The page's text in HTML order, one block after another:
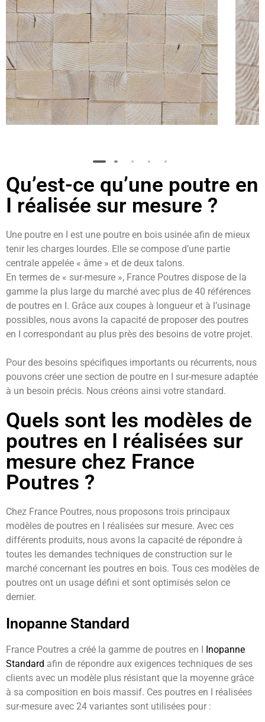
Qu’est-ce qu’une poutre en
I réalisée sur mesure ?
Une poutre en I est une poutre en bois usinée afin de mieux
tenir les charges lourdes. Elle se compose d’une partie
centrale appelée « âme » et de deux talons.
En termes de « sur-mesure », France Poutres dispose de la
gamme la plus large du marché avec plus de 40 références
de poutres en I. Grâce aux coupes à longueur et à l’usinage
possibles, nous avons la capacité de proposer des poutres
en I correspondant au plus près des besoins de votre projet.
Pour des besoins spécifiques importants ou récurrents, nous
pouvons créer une section de poutre en I sur-mesure adaptée
à un besoin précis. Nous créons ainsi votre standard.
Quels sont les modèles de
poutres en I réalisées sur
mesure chez France
Poutres ?
Chez France Poutres, nous proposons trois principaux
modèles de poutres en I réalisées sur mesure. Avec ces
différents produits, nous avons la capacité de répondre à
toutes les demandes techniques de construction sur le
marché concernant les poutres en bois. Tous ces modèles de
poutres ont un usage défini et sont optimisés selon ce
dernier.
Inopanne Standard
France Poutres a créé la gamme de poutres en I
Inopanne
Standard afin de répondre aux exigences techniques de ses
clients avec un modèle plus résistant que la moyenne grâce
à sa composition en bois massif. Ces poutres en I réalisées
sur-mesure avec 24 variantes sont utilisées pour :